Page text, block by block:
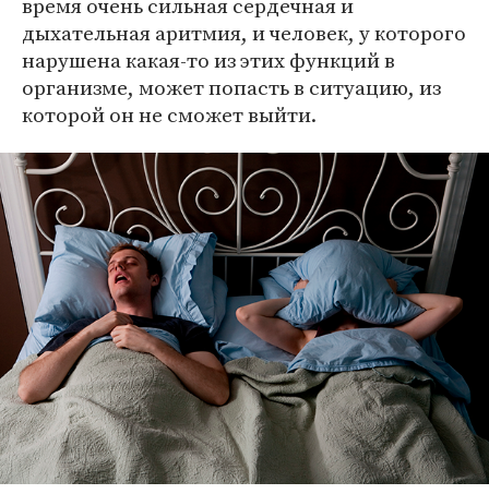
время очень сильная сердечная и
дыхательная аритмия, и человек, у которого
нарушена какая-то из этих функций в
организме, может попасть в ситуацию, из
которой он не сможет выйти.